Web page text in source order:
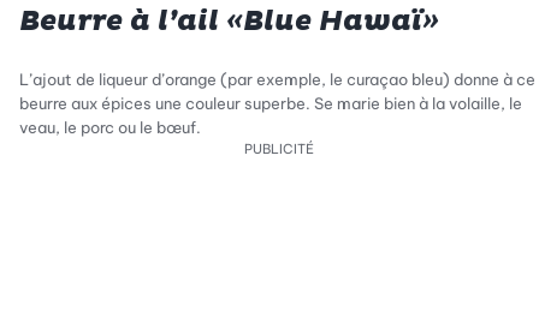
Beurre à l’ail «Blue Hawaï»
L’ajout de liqueur d’orange (par exemple, le curaçao bleu) donne à ce
beurre aux épices une couleur superbe. Se marie bien à la volaille, le
veau, le porc ou le bœuf.
PUBLICITÉ